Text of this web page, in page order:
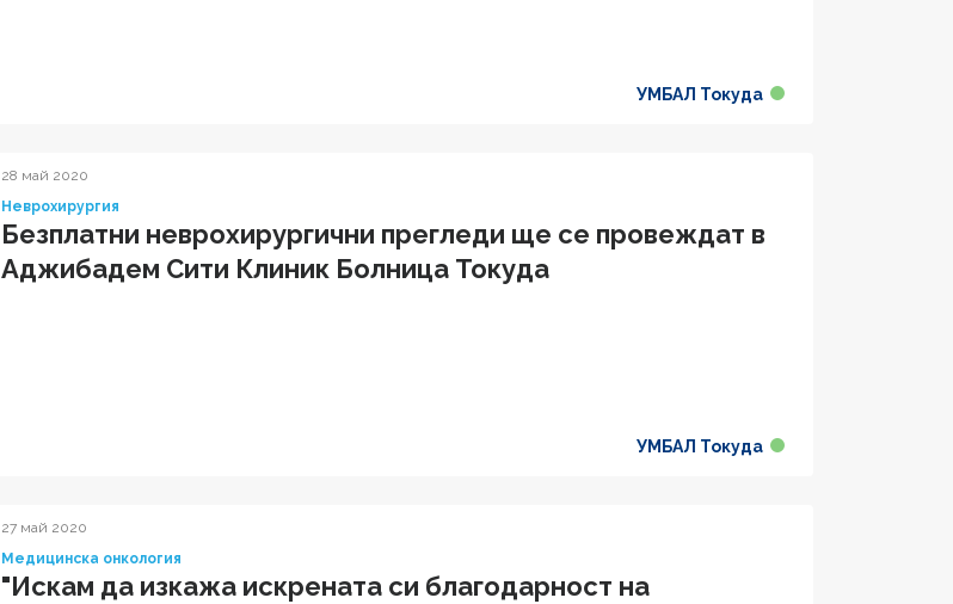
УМБАЛ Токуда
28 май 2020
Неврохирургия
Безплатни неврохирургични прегледи ще се провеждат в
Аджибадем Сити Клиник Болница Токуда
УМБАЛ Токуда
27 май 2020
Медицинска онкология
"Искам да изкажа искрената си благодарност на